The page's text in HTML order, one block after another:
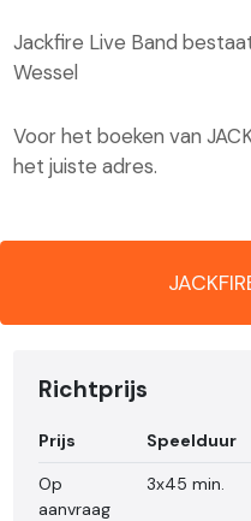
Jackfire Live Band
Wessel
Voor het boeken van
het juiste adres.
Richtprijs
Prijs Speelduur
Op
aanvraag
3x45 min.